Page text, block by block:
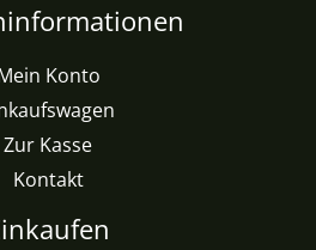
Konto
Zur Kasse
Kontakt